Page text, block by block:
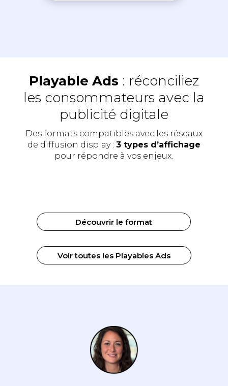
Playable Ads : réconciliez
les consommateurs avec la
publicité digitale
Des formats compatibles avec les réseaux
de diffusion display : 3 types d’affichage
pour répondre à vos enjeux.
Découvrir le format
Voir toutes les Playables Ads